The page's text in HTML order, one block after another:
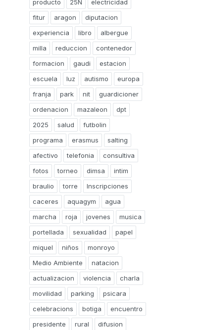
producto
25N
electricidad
fitur
aragon
diputacion
experiencia
libro
albergue
milla
reduccion
contenedor
formacion
gaudi
estacion
escuela
luz autismo
europa
franja
park nit
guardicioner
ordenacion
mazaleon
dpt
2025
salud
futbolin
programa
erasmus
salting
afectivo
telefonia
consultiva
fotos
torneo dimsa
intim
braulio
torre
Inscripciones
caceres
aquagym
agua
marcha
roja jovenes
musica
portellada
sexualidad
papel
miquel
niños
monroyo
Medio Ambiente
natacion
actualizacion
violencia
charla
movilidad
parking
psicara
celebracions
botiga
encuentro
presidente
rural
difusion